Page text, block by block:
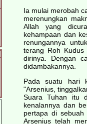
Ia mulai merobah
merenungkan
Allah yang
kehampaan dan
renungannya
terang Roh
dirinya. Dengan
didambakannya.
Pada suatu hari
"Arsenius,
Suara Tuhan itu
kenalannya dan
pertapa di
Arsenius telah